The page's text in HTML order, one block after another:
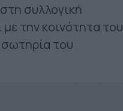
συλλογική
την κοινότητα του
σωτηρία του